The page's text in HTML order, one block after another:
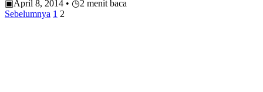
▣April 8, 2014 • ◷2 menit baca
Paginasi
Sebelumnya 1 2